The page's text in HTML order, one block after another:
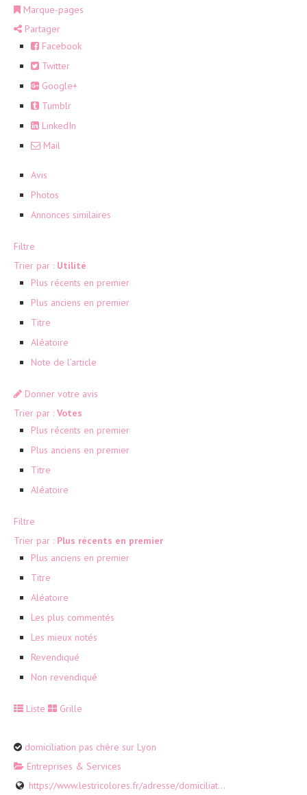
Marque-pages
Partager
Facebook
Twitter
Google+
Tumblr
LinkedIn
Mail
Avis
Photos
Annonces similaires
Filtre
Trier par : Utilité
Plus récents en premier
Plus anciens en premier
Titre
Aléatoire
Note de l’article
Donner votre avis
Trier par : Votes
Plus récents en premier
Plus anciens en premier
Titre
Aléatoire
Filtre
Trier par : Plus récents en premier
Plus anciens en premier
Titre
Aléatoire
Les plus commentés
Les mieux notés
Revendiqué
Non revendiqué
Liste Grille
domiciliation pas chère sur Lyon
Entreprises & Services
https://www.lestricolores.fr/adresse/domiciliat...